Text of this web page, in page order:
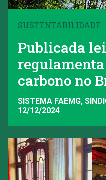
SUSTENTABILIDADE
Publicada
carbono no
SISTEMA FAEMG,
12/12/2024